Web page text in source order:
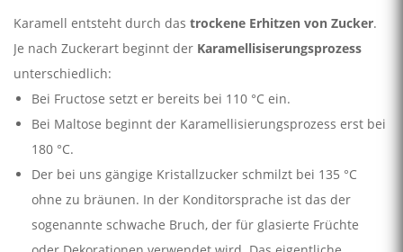
Karamell entsteht durch das trockene Erhitzen von Zucker.
Je nach Zuckerart beginnt der Karamellisiserungsprozess
unterschiedlich:
Bei Fructose setzt er bereits bei 110 °C ein.
Bei Maltose beginnt der Karamellisierungsprozess erst bei
180 °C.
Der bei uns gängige Kristallzucker schmilzt bei 135 °C
ohne zu bräunen. In der Konditorsprache ist das der
sogenannte schwache Bruch, der für glasierte Früchte